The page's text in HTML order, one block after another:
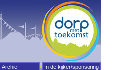
Archief In de kijker/sponsoring